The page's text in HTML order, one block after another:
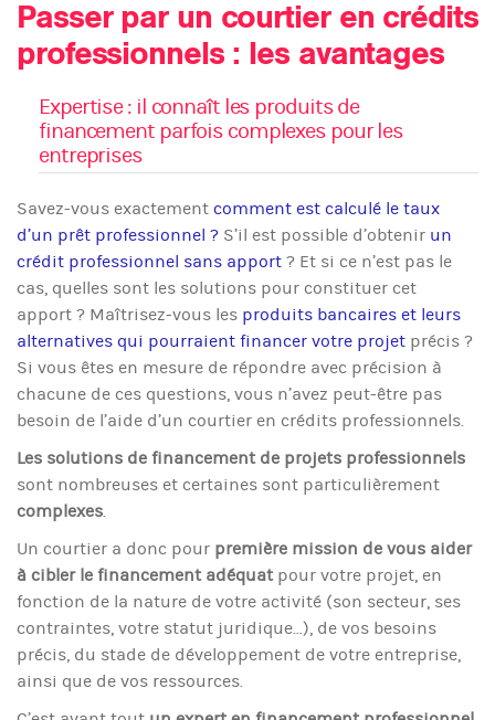
Passer par un courtier en crédits
professionnels : les avantages
Expertise : il connaît les produits de
financement parfois complexes pour les
entreprises
Savez-vous exactement comment est calculé le taux
d’un prêt professionnel ? S’il est possible d’obtenir un
crédit professionnel sans apport ? Et si ce n’est pas le
cas, quelles sont les solutions pour constituer cet
apport ? Maîtrisez-vous les produits bancaires et leurs
alternatives qui pourraient financer votre projet précis ?
Si vous êtes en mesure de répondre avec précision à
chacune de ces questions, vous n’avez peut-être pas
besoin de l’aide d’un courtier en crédits professionnels.
Les solutions de financement de projets professionnels
sont nombreuses et certaines sont particulièrement
complexes.
Un courtier a donc pour première mission de vous aider
à cibler le financement adéquat pour votre projet, en
fonction de la nature de votre activité (son secteur, ses
contraintes, votre statut juridique…), de vos besoins
précis, du stade de développement de votre entreprise,
ainsi que de vos ressources.